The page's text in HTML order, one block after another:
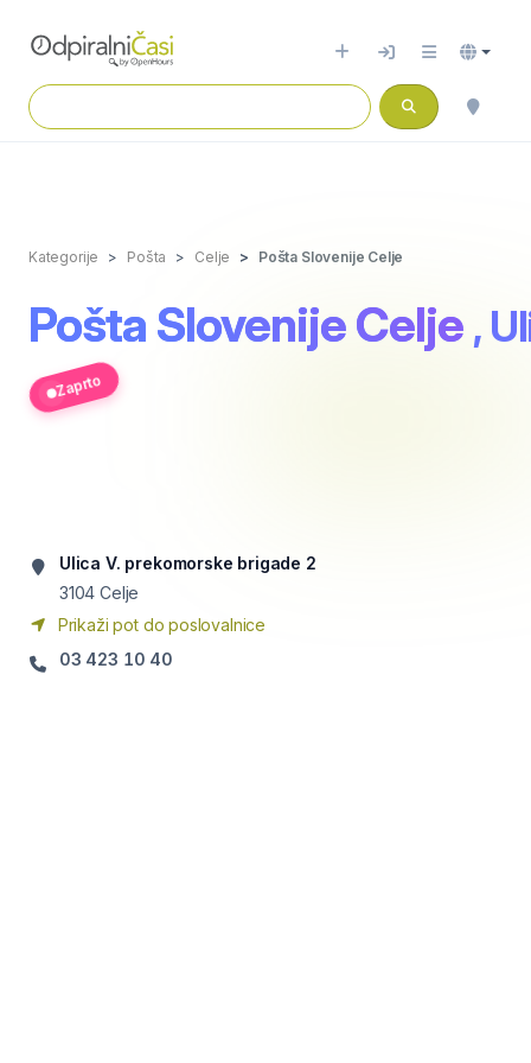
Kategorije Pošta Celje Pošta Slovenije Celje
Pošta Slovenije Celje ,
Zaprto
Ulica V. prekomorske brigade 2
3104 Celje
Prikaži pot do poslovalnice
03 423 10 40